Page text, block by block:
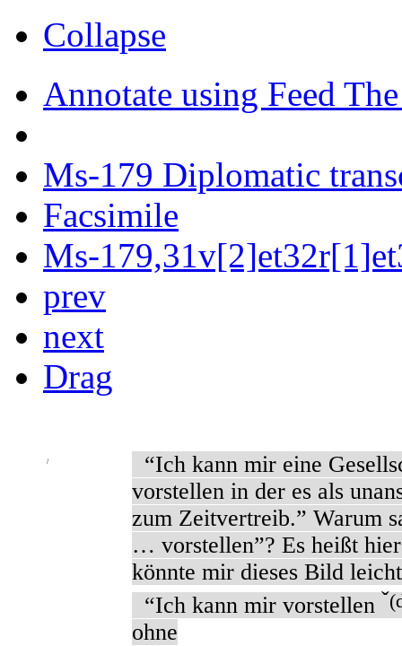
Collapse
Annotate using Feed
Ms-179 Diplomatic
Facsimile
Ms-
prev
next
Drag
/
“Ich kann mir eine
vorstellen in der es als
zum Zeitvertreib.” Warum
… vorstellen”? Es heißt
könnte mir dieses Bild
“Ich kann mir vorstellen ˇ
ohne